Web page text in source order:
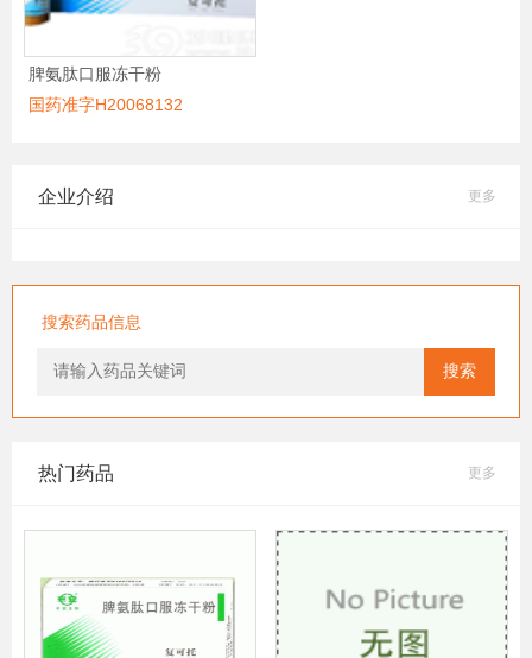
脾氨肽口服冻干粉
国药准字H20068132
企业介绍 更多
搜索药品信息
搜索
热门药品 更多